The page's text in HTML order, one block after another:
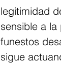
legitimidad
sensible a
funestos
sigue